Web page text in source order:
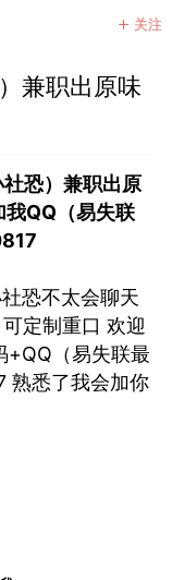
关注
兼职出原味
恐）兼职出原
我QQ（易失联
恐不太会聊天
定制重口 欢迎
+QQ（易失联最
熟悉了我会加你